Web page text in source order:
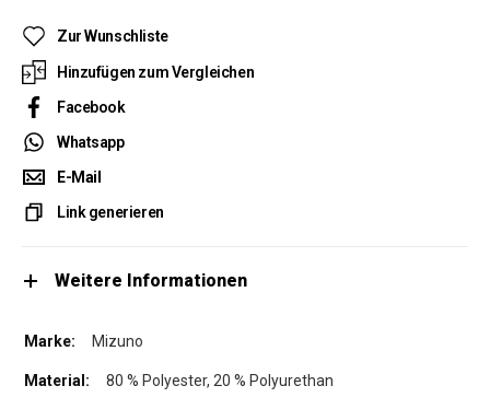
Zur Wunschliste
Hinzufügen zum Vergleichen
Facebook
Whatsapp
E-Mail
Link generieren
Weitere Informationen
Mizuno
80 % Polyester, 20 % Polyurethan